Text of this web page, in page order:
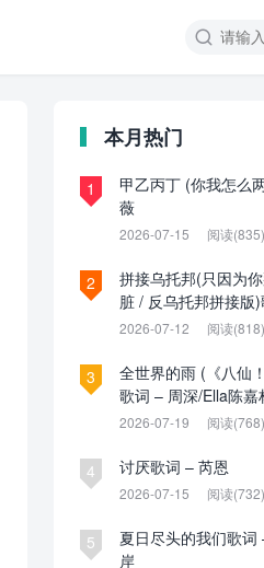

本月热门
1
甲乙丙丁 (你我怎么
薇
2026-07-15 阅读(835)
2
拼接乌托邦(只因为
脏 / 反乌托邦拼接版
过夏天P / 乌托邦P
2026-07-12 阅读(818)
3
全世界的雨 (《八仙
歌词 – 周深/Ella陈嘉
2026-07-19 阅读(768)
4 讨厌歌词 – 芮恩
2026-07-15 阅读(732)
5
夏日尽头的我们歌
岸